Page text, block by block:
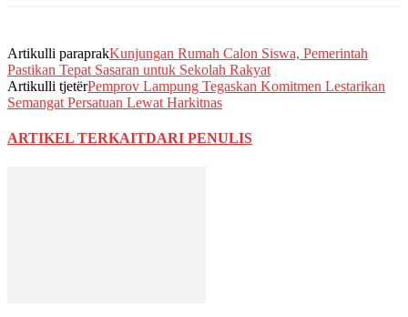
Artikulli paraprakKunjungan Rumah Calon Siswa, Pemerintah
Pastikan Tepat Sasaran untuk Sekolah Rakyat
Artikulli tjetërPemprov Lampung Tegaskan Komitmen Lestarikan
Semangat Persatuan Lewat Harkitnas
ARTIKEL TERKAITDARI PENULIS